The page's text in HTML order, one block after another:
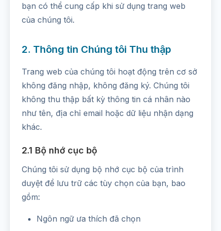
bạn có thể cung cấp khi sử dụng trang web
của chúng tôi.
2. Thông tin Chúng tôi Thu thập
Trang web của chúng tôi hoạt động trên cơ sở
không đăng nhập, không đăng ký. Chúng tôi
không thu thập bất kỳ thông tin cá nhân nào
như tên, địa chỉ email hoặc dữ liệu nhận dạng
khác.
2.1 Bộ nhớ cục bộ
Chúng tôi sử dụng bộ nhớ cục bộ của trình
duyệt để lưu trữ các tùy chọn của bạn, bao
gồm:
Ngôn ngữ ưa thích đã chọn